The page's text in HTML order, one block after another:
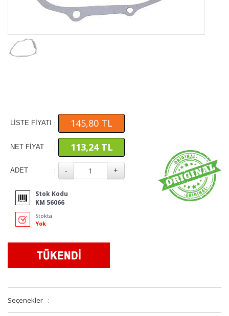
LİSTE FİYATI : 145,80 TL
NET FİYAT : 113,24 TL
ADET :
Stok Kodu
KM 56066
Stokta
Yok
Seçenekler :